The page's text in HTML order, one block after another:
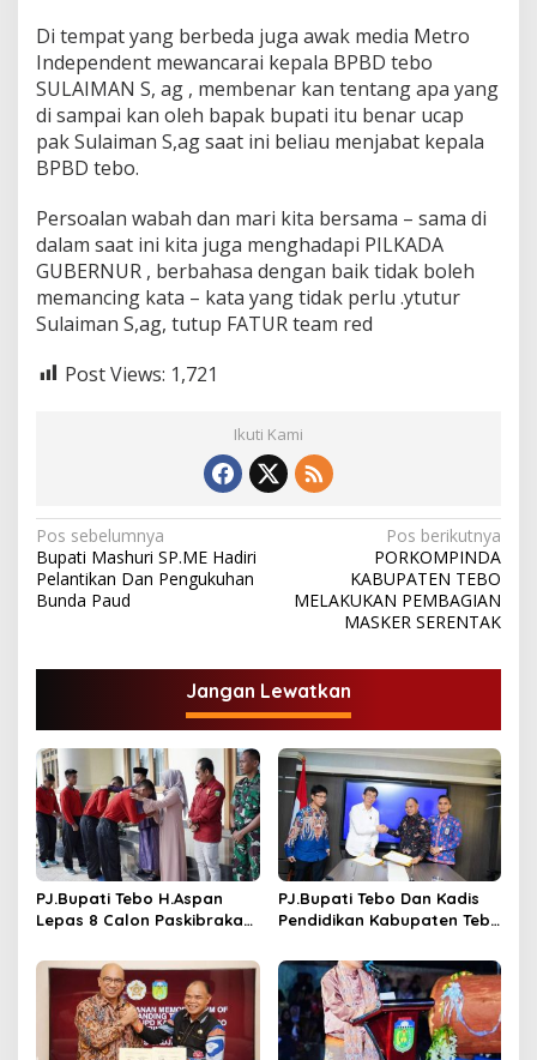
Di tempat yang berbeda juga awak media Metro
Independent mewancarai kepala BPBD tebo
SULAIMAN S, ag , membenar kan tentang apa yang
di sampai kan oleh bapak bupati itu benar ucap
pak Sulaiman S,ag saat ini beliau menjabat kepala
BPBD tebo.
Persoalan wabah dan mari kita bersama – sama di
dalam saat ini kita juga menghadapi PILKADA
GUBERNUR , berbahasa dengan baik tidak boleh
memancing kata – kata yang tidak perlu .ytutur
Sulaiman S,ag, tutup FATUR team red
Post Views: 1,721
Ikuti Kami
N
a
v
g
s
i
p
o
s
Pos sebelumnya
Bupati Mashuri SP.ME Hadiri
Pelantikan Dan Pengukuhan
Bunda Paud
Pos berikutnya
PORKOMPINDA
KABUPATEN TEBO
MELAKUKAN PEMBAGIAN
MASKER SERENTAK
Jangan Lewatkan
PJ.Bupati Tebo H.Aspan
Lepas 8 Calon Paskibraka
PJ.Bupati Tebo Dan Kadis
Pendidikan Kabupaten Tebo
Program GASING